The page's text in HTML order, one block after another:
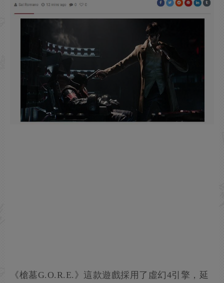
《槍墓G.O.R.E.》這款遊戲採用了虛幻4引擎，延